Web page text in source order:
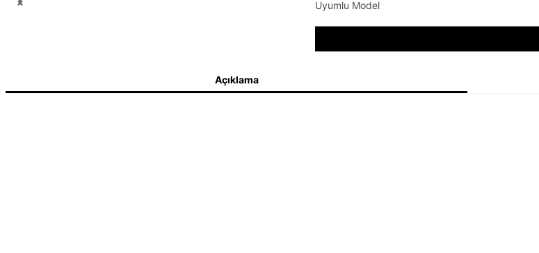
Açıklama